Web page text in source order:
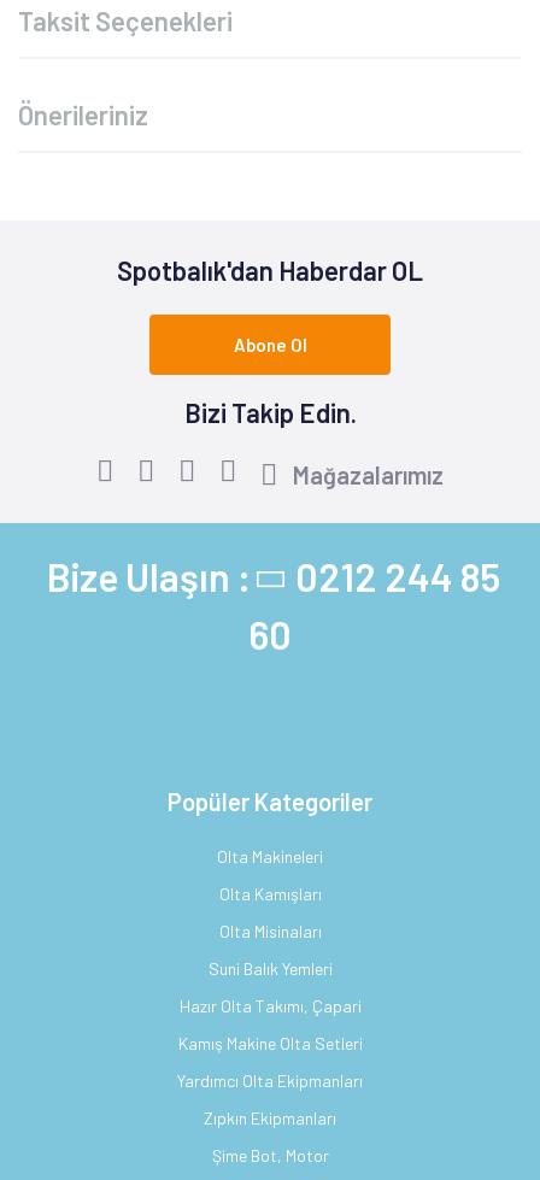
Taksit Seçenekleri
Önerileriniz
Spotbalık'dan Haberdar OL
Abone Ol
Bizi Takip Edin.
Mağazalarımız
Bize Ulaşın : 0212 244 85
60
Popüler Kategoriler
Olta Makineleri
Olta Kamışları
Olta Misinaları
Suni Balık Yemleri
Hazır Olta Takımı, Çapari
Kamış Makine Olta Setleri
Yardımcı Olta Ekipmanları
Zıpkın Ekipmanları
Şime Bot, Motor